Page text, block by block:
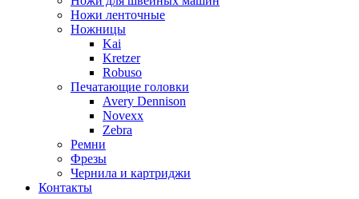
Ножи ленточные
Ножницы
Kai
Kretzer
Robuso
Печатающие головки
Avery Dennison
Novexx
Zebra
Ремни
Фрезы
Чернила и картриджи
Контакты